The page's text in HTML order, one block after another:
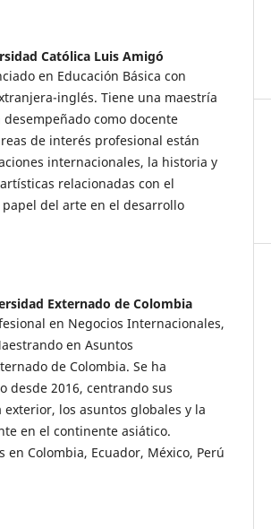
Católica Luis Amigó
en Educación Básica con
inglés. Tiene una maestría
como docente
de interés profesional están
internacionales, la historia y
relacionadas con el
del arte en el desarrollo
Externado de Colombia
en Negocios Internacionales,
en Asuntos
de Colombia. Se ha
desde 2016, centrando sus
los asuntos globales y la
en el continente asiático.
Colombia, Ecuador, México, Perú